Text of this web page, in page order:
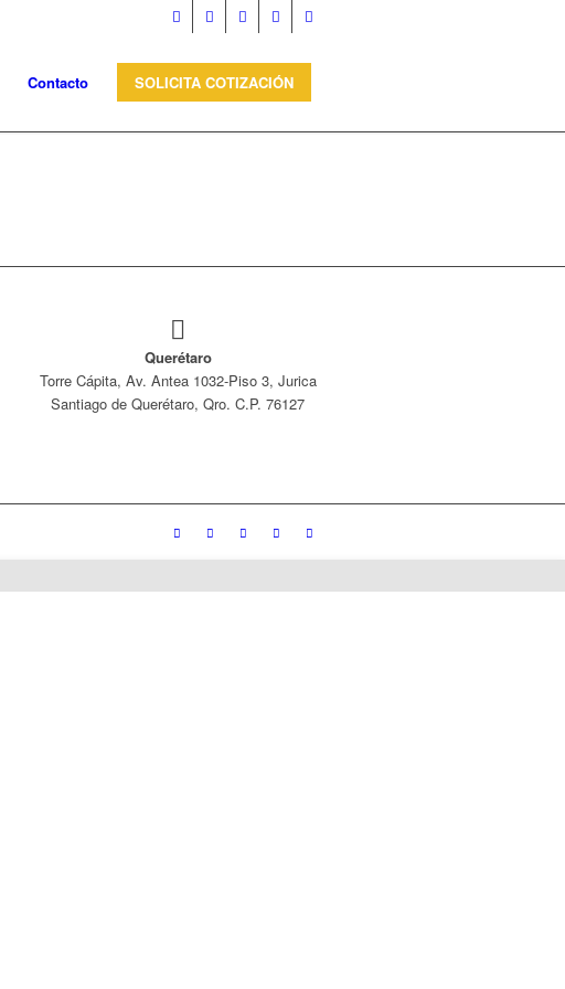
Contacto SOLICITA COTIZACIÓN
Querétaro
Torre Cápita, Av. Antea 1032-Piso 3, Jurica
Santiago de Querétaro, Qro. C.P. 76127